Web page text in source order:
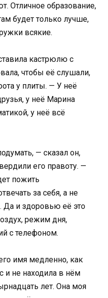
Отличное образование,
будет только лучше,
всякие.
кастрюлю с
чтобы её слушали,
у плиты. — У неё
у неё Марина
у неё всё
— сказал он,
его правоту. —
пожить
за себя, а не
Да и здоровью её это
режим дня,
с телефоном.
имя медленно, как
и не находила в нём
лет. Она моя